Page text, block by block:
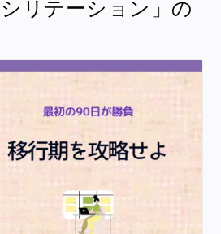
シリテーション」の